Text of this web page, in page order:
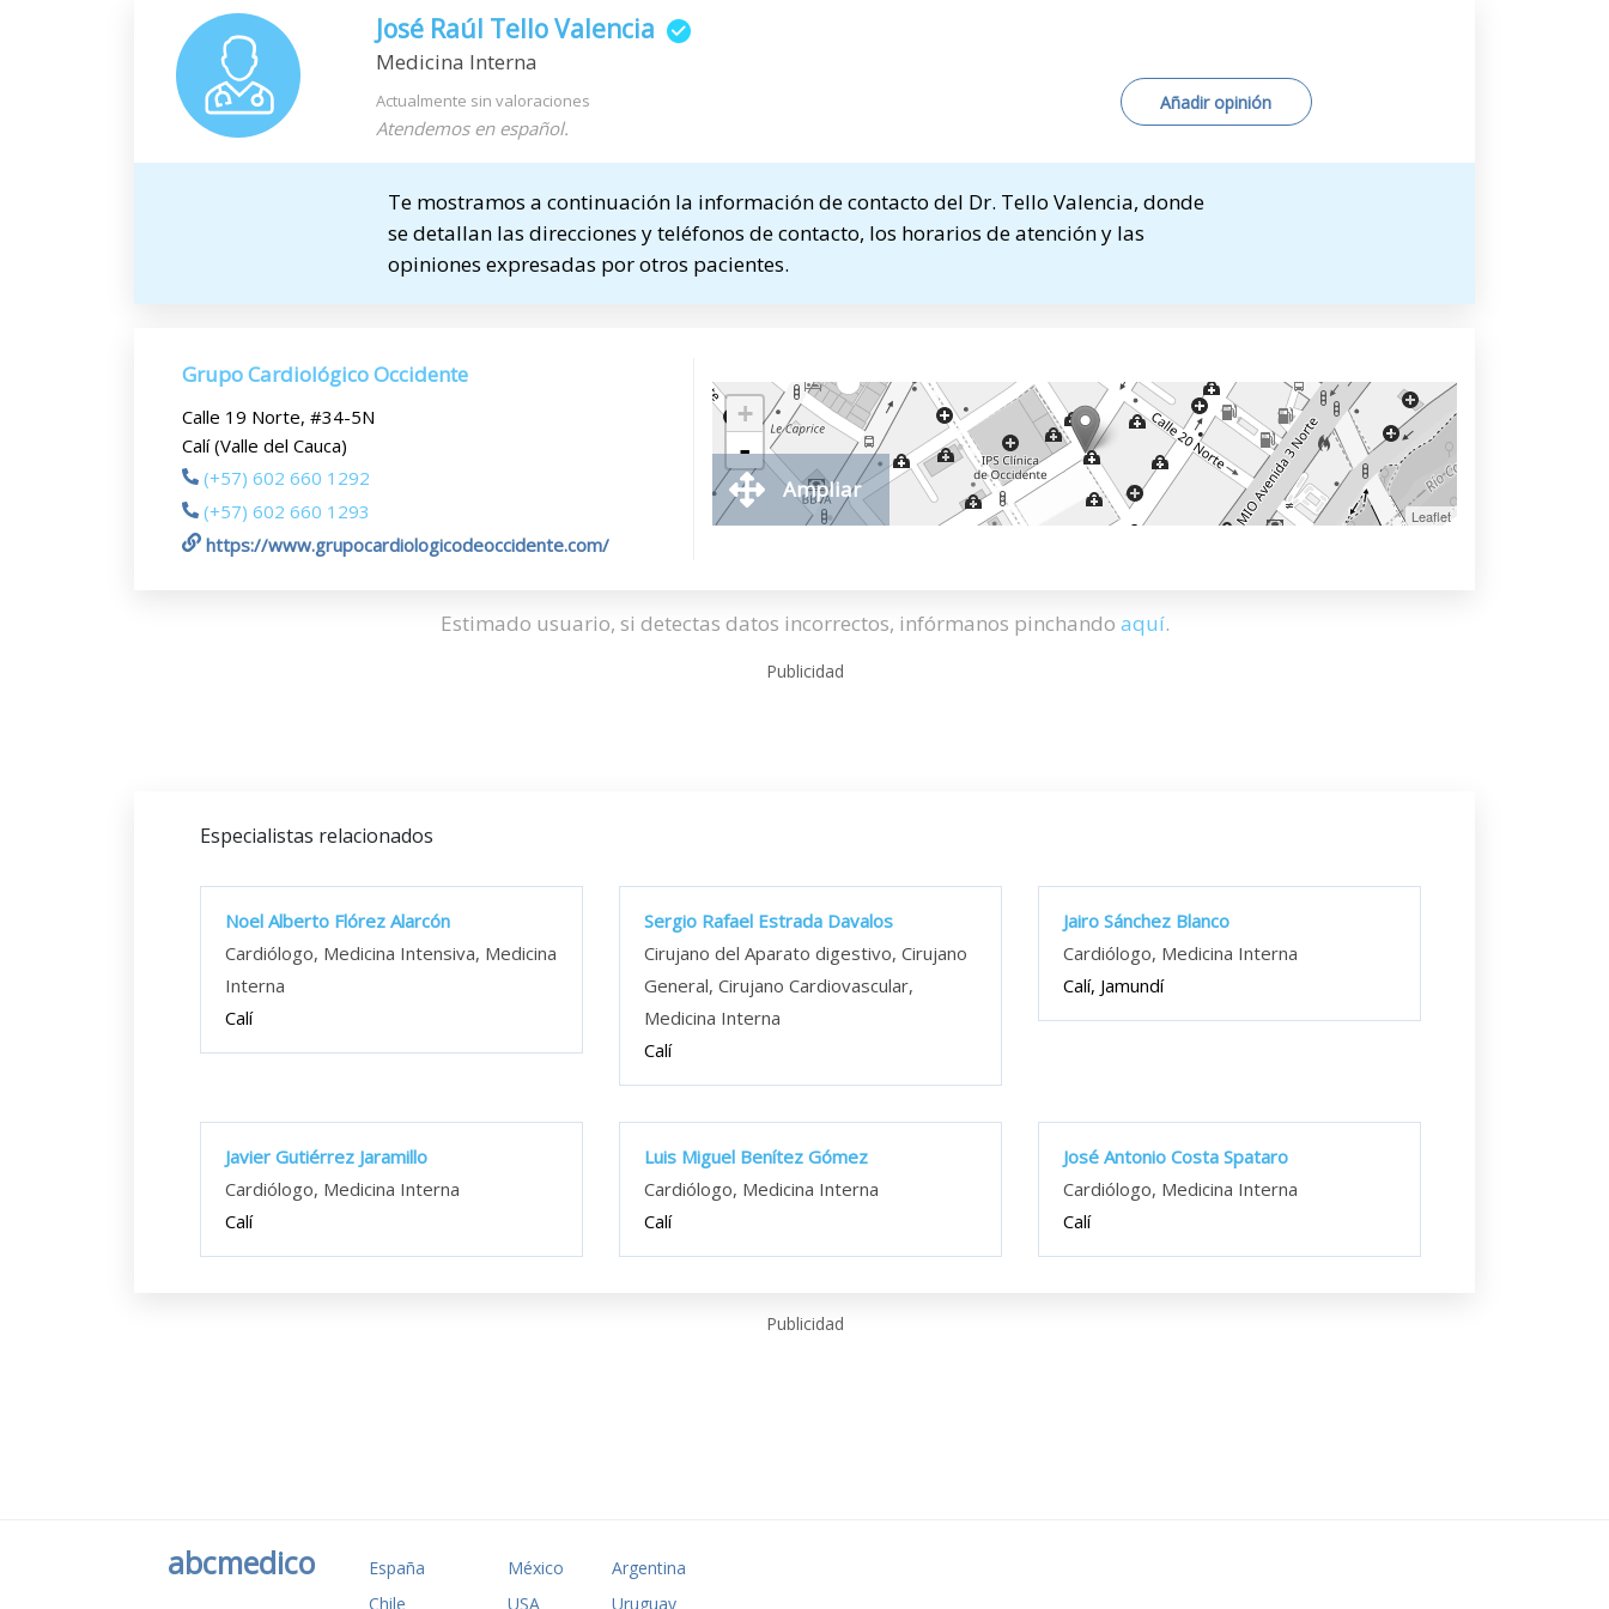
José Raúl Tello Valencia
Medicina Interna
Actualmente sin valoraciones
Atendemos en español.
Añadir opinión
Te mostramos a continuación la información de contacto del Dr. Tello Valencia, donde
se detallan las direcciones y teléfonos de contacto, los horarios de atención y las
opiniones expresadas por otros pacientes.
Grupo Cardiológico Occidente
Calle 19 Norte, #34-5N
Calí (Valle del Cauca)
(+57) 602 660 1292
(+57) 602 660 1293
https://www.grupocardiologicodeoccidente.com/
+
-
Leaflet
Ampliar
Estimado usuario, si detectas datos incorrectos, infórmanos pinchando aquí.
Publicidad
Especialistas relacionados
Noel Alberto Flórez Alarcón
Cardiólogo, Medicina Intensiva, Medicina
Interna
Calí
Sergio Rafael Estrada Davalos
Cirujano del Aparato digestivo, Cirujano
General, Cirujano Cardiovascular,
Medicina Interna
Calí
Jairo Sánchez Blanco
Cardiólogo, Medicina Interna
Calí, Jamundí
Javier Gutiérrez Jaramillo
Cardiólogo, Medicina Interna
Calí
Luis Miguel Benítez Gómez
Cardiólogo, Medicina Interna
Calí
José Antonio Costa Spataro
Cardiólogo, Medicina Interna
Calí
Publicidad
abcmedico España México
Argentina
Chile
USA Uruguay